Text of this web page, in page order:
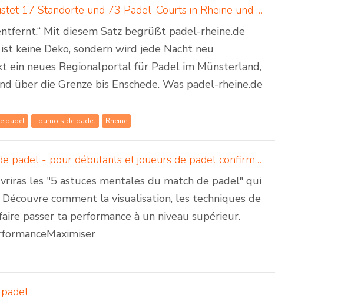
Padel in Rheine: neues Padelportal listet 17 Standorte und 73 Padel-Courts in Rheine und Umgebung
Mit diesem Satz begrüßt padel-rheine.de
keine Deko, sondern wird jede Nacht neu
ein neues Regionalportal für Padel im Münsterland,
über die Grenze bis Enschede. Was padel-rheine.de
padel Tournois de padel Rheine
5 astuces mentales lors d'un match de padel - pour débutants et joueurs de padel confirmés
les "5 astuces mentales du match de padel" qui
comment la visualisation, les techniques de
passer ta performance à un niveau supérieur.